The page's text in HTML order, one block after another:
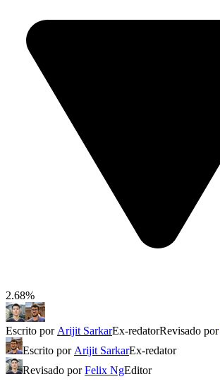
2.68%
Escrito por Arijit SarkarEx-redatorRevisado por
Escrito por Arijit SarkarEx-redator
Revisado porFelix NgEditor